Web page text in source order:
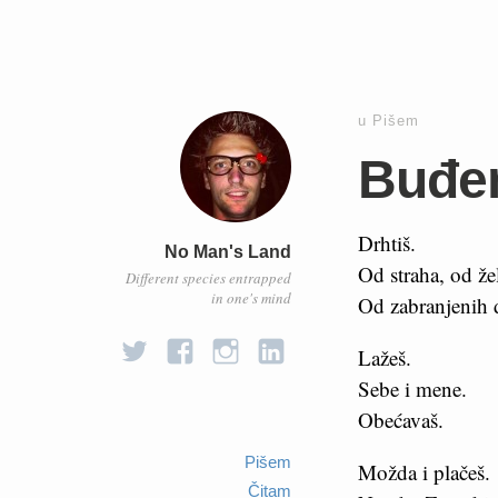
No Man's Land
Different species entrapped
in one's mind
Pišem
Čitam
u Pišem
Drhtiš.
Od straha, od
Od zabranjenih
Lažeš.
Sebe i mene.
Obećavaš.
Možda i plačeš.